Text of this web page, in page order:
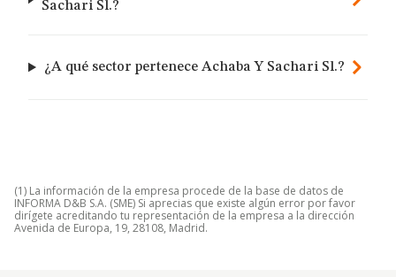
Sachari Sl.?
¿A qué sector pertenece Achaba Y Sachari Sl.?
(1) La información de la empresa procede de la base de datos de
INFORMA D&B S.A. (SME) Si aprecias que existe algún error por favor
dirígete acreditando tu representación de la empresa a la dirección
Avenida de Europa, 19, 28108, Madrid.